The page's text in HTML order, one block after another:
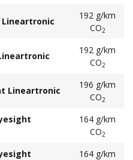
Lineartronic
192 g/km
CO2
192 g/km
CO2
Lineartronic
196 g/km
CO2
164 g/km
CO2
164 g/km